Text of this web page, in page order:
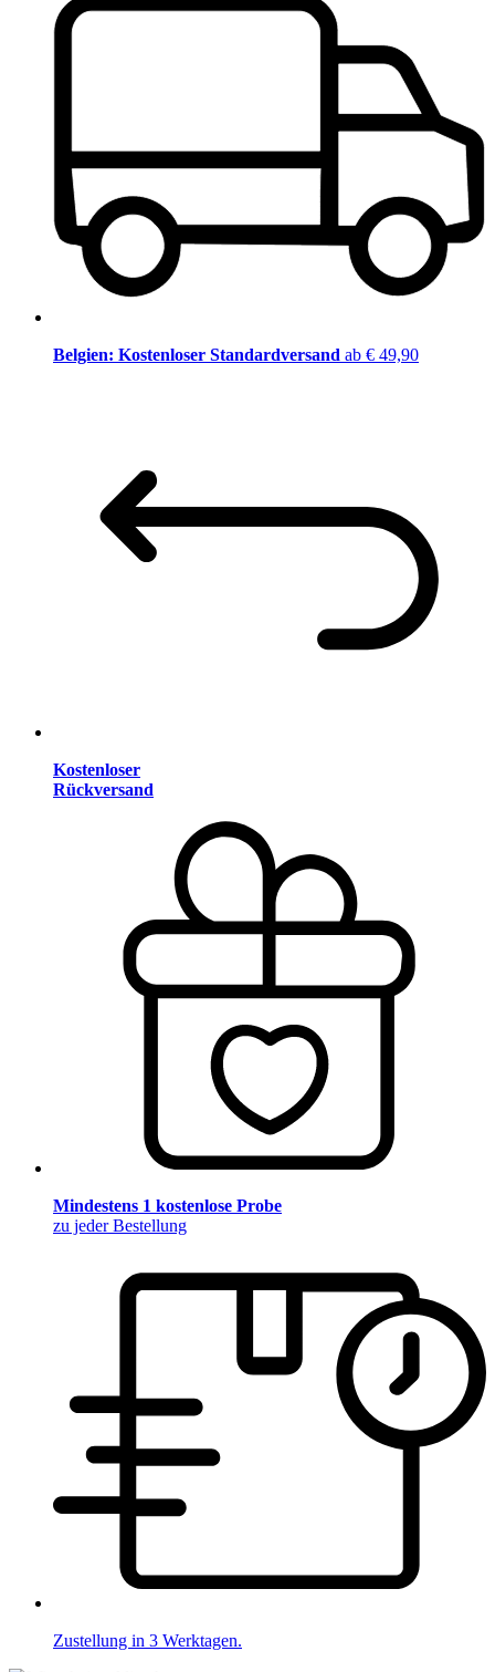
Belgien: Kostenloser Standardversand ab € 49,90
Kostenloser
Rückversand
Mindestens 1 kostenlose Probe
zu jeder Bestellung
Zustellung in 3 Werktagen.